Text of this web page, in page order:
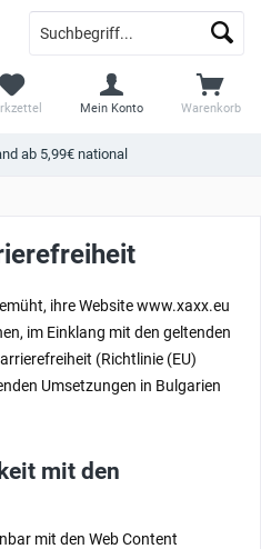
ab 5,99€ national
Warenkorb
Mein Konto
ihre Website www.xaxx.eu
im Einklang mit den geltenden
(Richtlinie (EU)
Umsetzungen in Bulgarien
mit den
mit den Web Content